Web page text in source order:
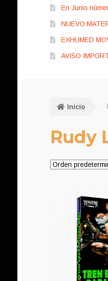
En Junio
NUEVO
EXHUMED
AVISO
Inicio
Rudy